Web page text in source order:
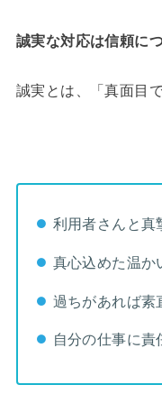
誠実な対応は信頼に
誠実とは、「真面目
利用者さんと真
真心込めた温か
過ちがあれば素
自分の仕事に